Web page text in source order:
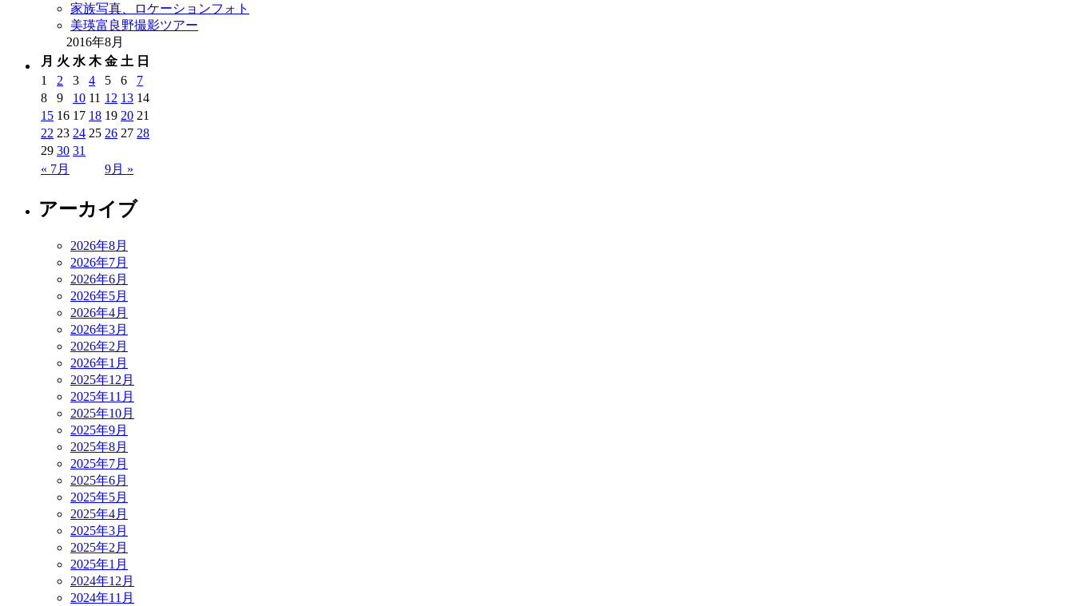
家族写真、ロケーションフォト
美瑛富良野撮影ツアー
2016年8月
月 火 水 木 金 土 日
« 7月 9月 »
1 2 3 4 5 6
7
8
9 10 11 12 13 14
15 16 17 18 19 20 21
22 23 24 25 26 27 28
29 30 31
アーカイブ
2026年8月
2026年7月
2026年6月
2026年5月
2026年4月
2026年3月
2026年2月
2026年1月
2025年12月
2025年11月
2025年10月
2025年9月
2025年8月
2025年7月
2025年6月
2025年5月
2025年4月
2025年3月
2025年2月
2025年1月
2024年12月
2024年11月